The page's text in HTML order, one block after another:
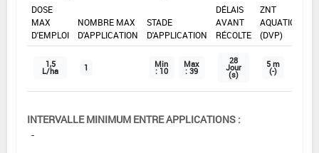
DOSE
MAX
D'EMPLOI
NOMBRE MAX
D'APPLICATION
STADE
D'APPLICATION
DÉLAIS
AVANT
RÉCOLTE
ZNT
AQUATIQUE
(DVP)
1,5
L/ha 1 Min
: 10
Max
: 39
28
Jour
(s)
5 m
(-)
INTERVALLE MINIMUM ENTRE APPLICATIONS :
-